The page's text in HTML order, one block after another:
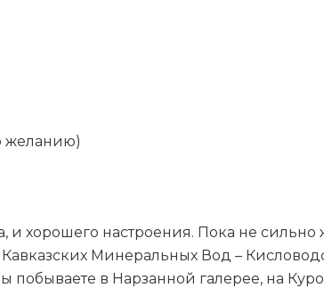
желанию)
и хорошего настроения. Пока не
Минеральных Вод –
побываете в Нарзанной галерее, на